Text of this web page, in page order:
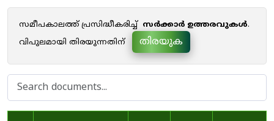
സമീപകാലത്ത് പ്രസിദ്ധീകരിച്ച് സർക്കാർ ഉത്തരവുകൾ.
വിപുലമായി തിരയുന്നതിന്
തിരയുക